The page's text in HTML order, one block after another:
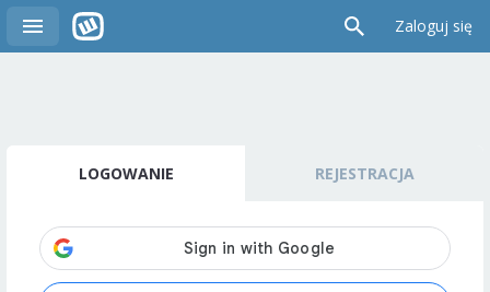
Zaloguj się
LOGOWANIE REJESTRACJA